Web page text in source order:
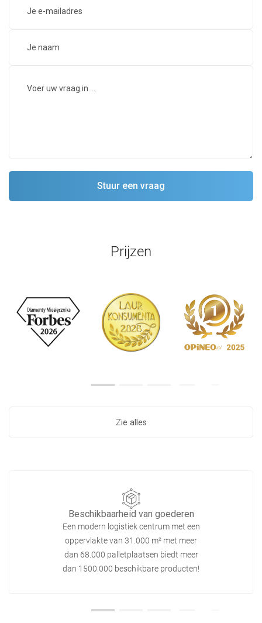
Prijzen
Zie alles
Beschikbaarheid van goederen
Een modern logistiek centrum met een
oppervlakte van 31.000 m² met meer
dan 68.000 palletplaatsen biedt meer
dan 1500.000 beschikbare producten!